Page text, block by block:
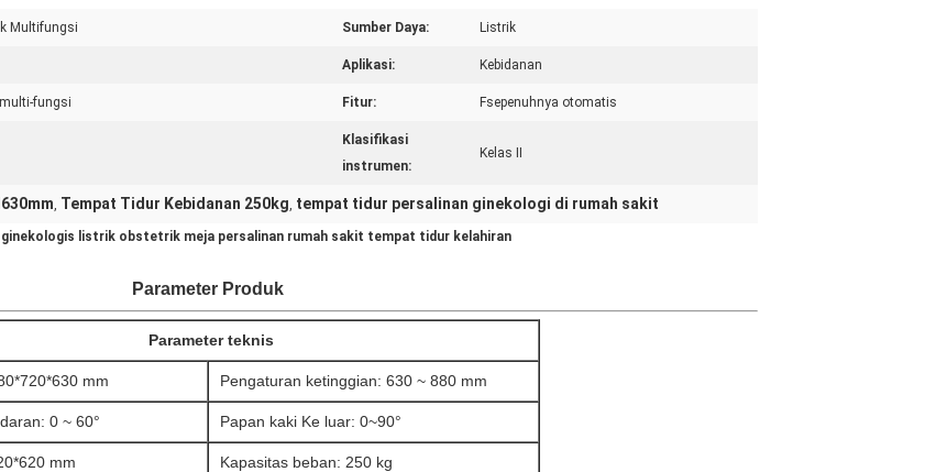
Multifungsi Sumber Daya: Listrik
Aplikasi: Kebidanan
fungsi Fitur: Fsepenuhnya otomatis
Klasifikasi
instrumen:
Kelas II
, Tempat Tidur Kebidanan 250kg, tempat tidur persalinan ginekologi di rumah sakit
listrik obstetrik meja persalinan rumah sakit tempat tidur kelahiran
Parameter Produk
Parameter teknis
mm Pengaturan ketinggian: 630 ~ 880 mm
0 ~ 60° Papan kaki Ke luar: 0~90°
mm Kapasitas beban: 250 kg